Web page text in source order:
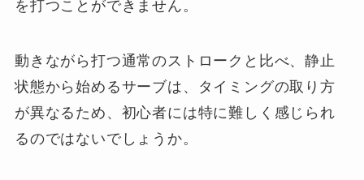
を打つことができません。
動きながら打つ通常のストロークと比べ、静止
状態から始めるサーブは、タイミングの取り方
が異なるため、初心者には特に難しく感じられ
るのではないでしょうか。